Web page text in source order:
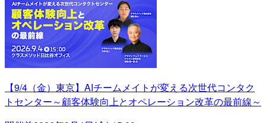
【9/4（金）東京】AIチームメイトが変える次世代コンタク
トセンター～顧客体験向上とオペレーション改革の最前線～